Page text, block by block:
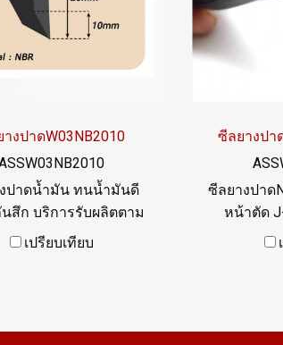
งปาดW03NB2010
ปาดน้ำมัน ทนน้ำมันดี
นสึก บริการรับผลิตตาม
แบบ Spec.
เปรียบเทียบ
ซีลยางปา
ซีลยางปาด
หน้าตัด